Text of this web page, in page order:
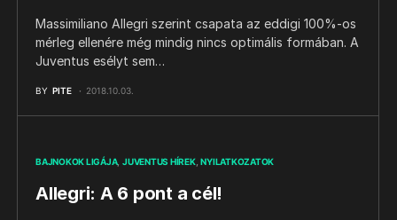
Massimiliano Allegri szerint csapata az eddigi 100%-os
mérleg ellenére még mindig nincs optimális formában. A
Juventus esélyt sem…
BY PITE 2018.10.03.
BAJNOKOK LIGÁJA JUVENTUS HÍREK NYILATKOZATOK
Allegri: A 6 pont a cél!